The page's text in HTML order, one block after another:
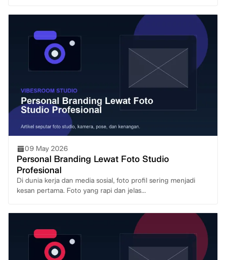
09 May 2026
Personal Branding Lewat Foto Studio
Profesional
Di dunia kerja dan media sosial, foto profil sering menjadi
kesan pertama. Foto yang rapi dan jelas...